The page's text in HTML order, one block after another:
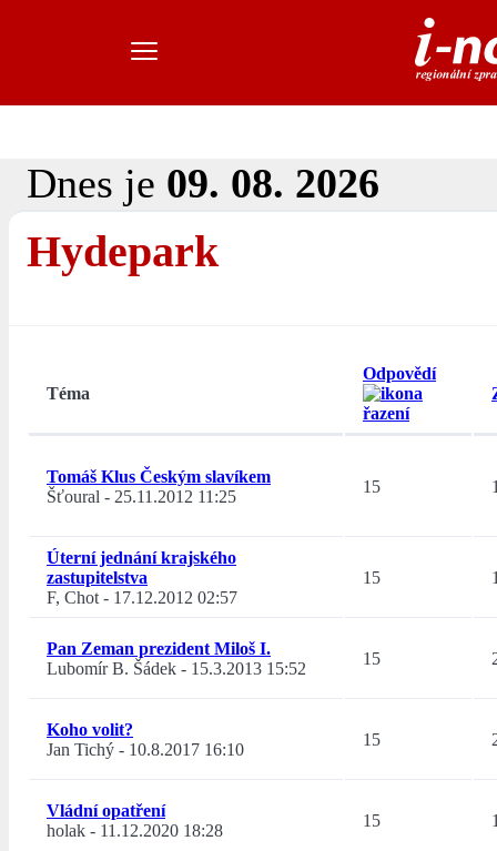
Dnes je 09. 08. 2026
Hydepark
Téma
Odpovědí
Tomáš Klus Českým slavíkem
Šťoural - 25.11.2012 11:25
15
Úterní jednání krajského
zastupitelstva
F, Chot- 17.12.2012 02:57
15
Pan Zeman prezident Miloš I.
Lubomír B. Šádek - 15.3.2013 15:52
15
Koho volit?
Jan Tichý - 10.8.2017 16:10
15
Vládní opatření
holak - 11.12.2020 18:28
15